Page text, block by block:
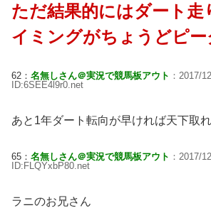
ただ結果的にはダート走
イミングがちょうどピ
62： 名無しさん＠実況で競馬板アウト ：2017/
ID:6SEE4l9r0.net
あと1年ダート転向が早ければ天下取
65： 名無しさん＠実況で競馬板アウト ：2017/
ID:FLQYxbP80.net
ラニのお兄さん